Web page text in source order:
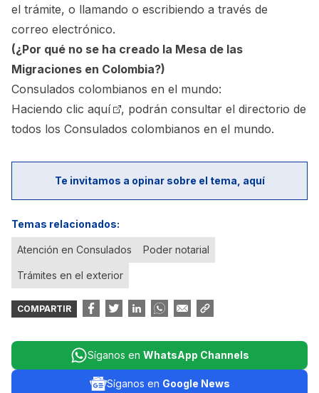
el trámite, o llamando o escribiendo a través de
correo electrónico.
(¿Por qué no se ha creado la Mesa de las
Migraciones en Colombia?)
Consulados colombianos en el mundo:
Haciendo clic aquí
, podrán consultar el directorio de
todos los Consulados colombianos en el mundo.
Te invitamos a opinar sobre el tema, aquí
Temas relacionados:
Atención en Consulados Poder notarial
Trámites en el exterior
COMPARTIR
Síganos en WhatsApp Channels
Síganos en Google News